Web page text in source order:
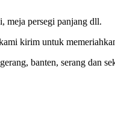
meja persegi panjang dll.
kirim untuk
banten, serang dan